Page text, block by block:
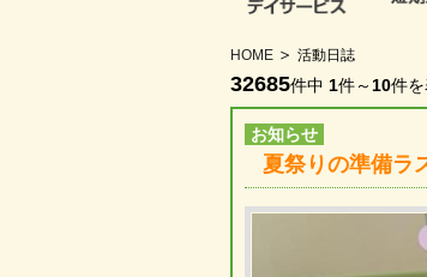
HOME 活動日誌
32685件中 1件～ 10件
お知らせ
夏祭りの準備ラ